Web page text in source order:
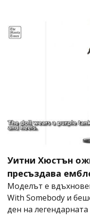
Уитни Хюстън
пресъздава
Моделът е
With Somebody и
ден на